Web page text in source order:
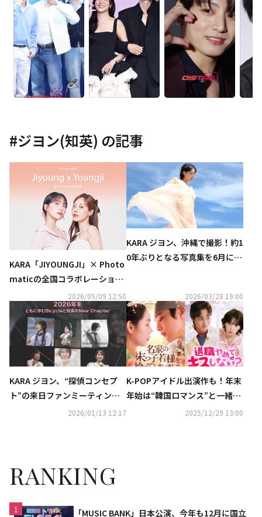
#ジヨン(知英) の記事
KARA「JIYOUNGJI」× Photo
maticの全国コラボレーション
が決定！全国17カ所のフォトブ
ースにて期間限定で展開
2026/05/09 12:50
KARA ジヨン、沖縄で撮影！約1
0年ぶりとなる写真集を6月に発
2026/03/28 19:00
KARA ジヨン、“探偵コンセプ
ト”の来日ファンミーティング
が決定！5月に東京で開催
2026/01/13 12:17
K-POPアイドル出演作も！年末
年始は“韓国ロマンス”と一緒
に…ショートドラマアプリ「Ka
2025/12/29 13:00
RANKING
1 「MUSIC BANK」日本公演、今年も12月に国立